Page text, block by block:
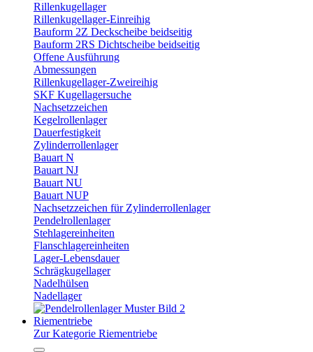
Rillenkugellager
Rillenkugellager-Einreihig
Bauform 2Z Deckscheibe beidseitig
Bauform 2RS Dichtscheibe beidseitig
Offene Ausführung
Abmessungen
Rillenkugellager-Zweireihig
SKF Kugellagersuche
Nachsetzzeichen
Kegelrollenlager
Dauerfestigkeit
Zylinderrollenlager
Bauart N
Bauart NJ
Bauart NU
Bauart NUP
Nachsetzzeichen für Zylinderrollenlager
Pendelrollenlager
Stehlagereinheiten
Flanschlagereinheiten
Lager-Lebensdauer
Schrägkugellager
Nadelhülsen
Nadellager
Riementriebe
Zur Kategorie Riementriebe